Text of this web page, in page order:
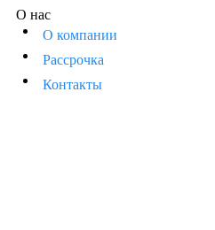
О нас
О компании
Рассрочка
Контакты